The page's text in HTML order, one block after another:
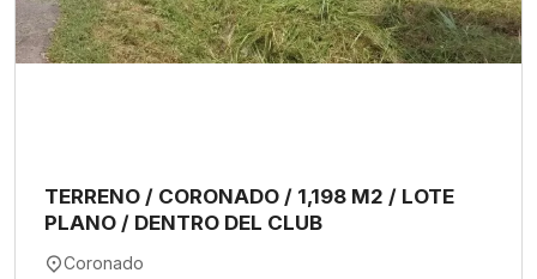
TERRENO / CORONADO / 1,198 M2 / LOTE
PLANO / DENTRO DEL CLUB
Coronado